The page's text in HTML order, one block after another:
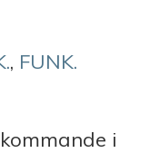
, FUNK.
i